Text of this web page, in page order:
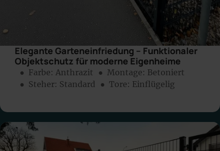
Elegante Garteneinfriedung – Funktionaler
Objektschutz für moderne Eigenheime
● Farbe: Anthrazit ● Montage: Betoniert
● Steher: Standard
● Tore: Einflügelig